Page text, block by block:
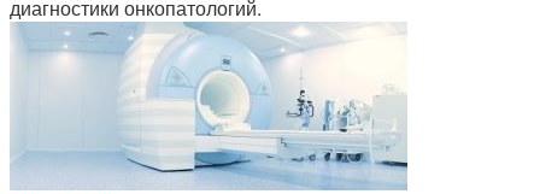
диагностики онкопатологий.